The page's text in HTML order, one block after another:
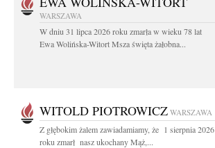
WARSZAWA
W dniu 31 lipca 2026 roku zmarła w wieku 78 lat
Ewa Wolińska-Witort Msza święta żałobna...
WITOLD PIOTROWICZ WARSZAWA
Z głębokim żalem zawiadamiamy, że 1 sierpnia 2026
roku zmarł nasz ukochany Mąż,...